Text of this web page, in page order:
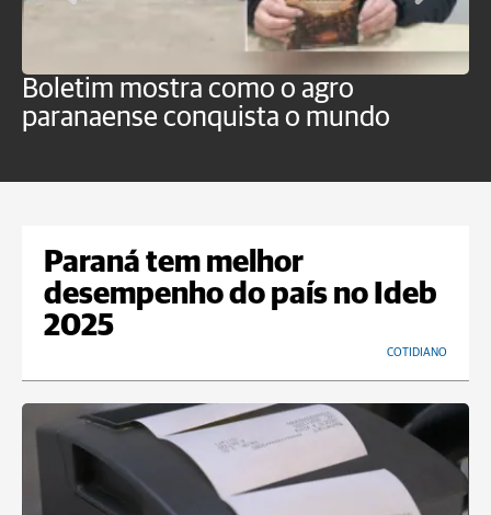
Boletim mostra como o agro
paranaense conquista o mundo
Paraná tem melhor
desempenho do país no Ideb
2025
COTIDIANO